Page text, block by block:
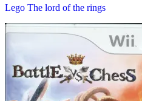
Lego The lord of the rings